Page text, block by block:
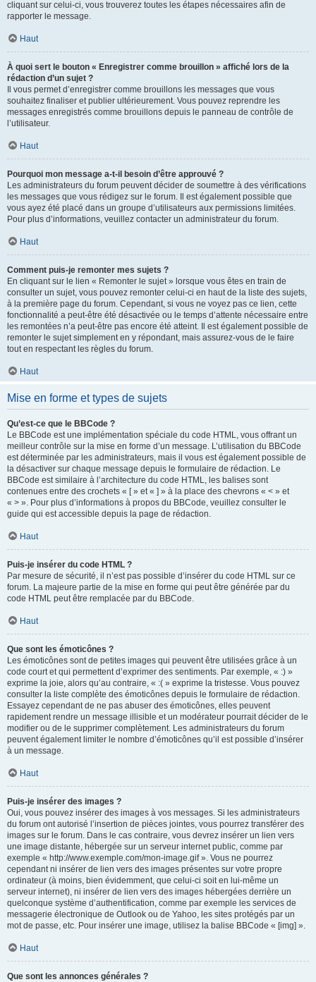
cliquant sur celui-ci, vous trouverez toutes les étapes nécessaires afin de
rapporter le message.
Haut
À quoi sert le bouton « Enregistrer comme brouillon » affiché lors de la
rédaction d’un sujet ?
Il vous permet d’enregistrer comme brouillons les messages que vous
souhaitez finaliser et publier ultérieurement. Vous pouvez reprendre les
messages enregistrés comme brouillons depuis le panneau de contrôle de
l’utilisateur.
Haut
Pourquoi mon message a-t-il besoin d’être approuvé ?
Les administrateurs du forum peuvent décider de soumettre à des vérifications
les messages que vous rédigez sur le forum. Il est également possible que
vous ayez été placé dans un groupe d’utilisateurs aux permissions limitées.
Pour plus d’informations, veuillez contacter un administrateur du forum.
Haut
Comment puis-je remonter mes sujets ?
En cliquant sur le lien « Remonter le sujet » lorsque vous êtes en train de
consulter un sujet, vous pouvez remonter celui-ci en haut de la liste des sujets,
à la première page du forum. Cependant, si vous ne voyez pas ce lien, cette
fonctionnalité a peut-être été désactivée ou le temps d’attente nécessaire entre
les remontées n’a peut-être pas encore été atteint. Il est également possible de
remonter le sujet simplement en y répondant, mais assurez-vous de le faire
tout en respectant les règles du forum.
Haut
Mise en forme et types de sujets
Qu’est-ce que le BBCode ?
Le BBCode est une implémentation spéciale du code HTML, vous offrant un
meilleur contrôle sur la mise en forme d’un message. L’utilisation du BBCode
est déterminée par les administrateurs, mais il vous est également possible de
la désactiver sur chaque message depuis le formulaire de rédaction. Le
BBCode est similaire à l’architecture du code HTML, les balises sont
contenues entre des crochets « [ » et « ] » à la place des chevrons « < » et
« > ». Pour plus d’informations à propos du BBCode, veuillez consulter le
guide qui est accessible depuis la page de rédaction.
Haut
Puis-je insérer du code HTML ?
Par mesure de sécurité, il n’est pas possible d’insérer du code HTML sur ce
forum. La majeure partie de la mise en forme qui peut être générée par du
code HTML peut être remplacée par du BBCode.
Haut
Que sont les émoticônes ?
Les émoticônes sont de petites images qui peuvent être utilisées grâce à un
code court et qui permettent d’exprimer des sentiments. Par exemple, « :) »
exprime la joie, alors qu’au contraire, « :( » exprime la tristesse. Vous pouvez
consulter la liste complète des émoticônes depuis le formulaire de rédaction.
Essayez cependant de ne pas abuser des émoticônes, elles peuvent
rapidement rendre un message illisible et un modérateur pourrait décider de le
modifier ou de le supprimer complètement. Les administrateurs du forum
peuvent également limiter le nombre d’émoticônes qu’il est possible d’insérer
à un message.
Haut
Puis-je insérer des images ?
Oui, vous pouvez insérer des images à vos messages. Si les administrateurs
du forum ont autorisé l’insertion de pièces jointes, vous pourrez transférer des
images sur le forum. Dans le cas contraire, vous devrez insérer un lien vers
une image distante, hébergée sur un serveur internet public, comme par
exemple « http://www.exemple.com/mon-image.gif ». Vous ne pourrez
cependant ni insérer de lien vers des images présentes sur votre propre
ordinateur (à moins, bien évidemment, que celui-ci soit en lui-même un
serveur internet), ni insérer de lien vers des images hébergées derrière un
quelconque système d’authentification, comme par exemple les services de
messagerie électronique de Outlook ou de Yahoo, les sites protégés par un
mot de passe, etc. Pour insérer une image, utilisez la balise BBCode « [img] ».
Haut
Que sont les annonces générales ?